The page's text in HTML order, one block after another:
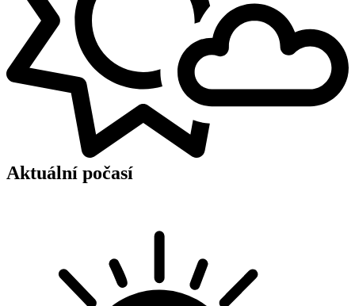
Aktuální počasí